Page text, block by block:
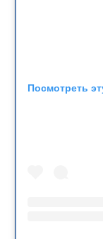
Посмотреть